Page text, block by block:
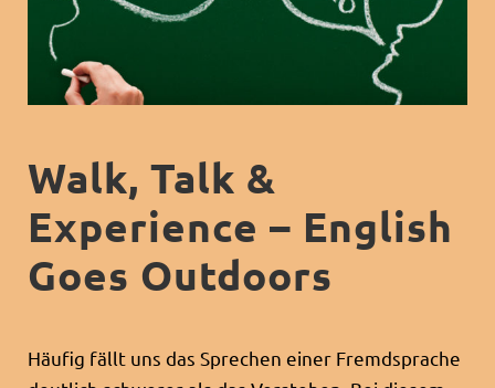
Walk, Talk &
Experience – English
Goes Outdoors
Häufig fällt uns das Sprechen einer Fremdsprache